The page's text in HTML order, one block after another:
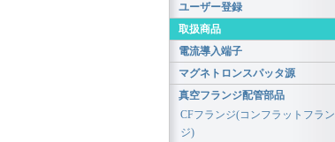
ユーザー登録
取扱商品
電流導入端子
マグネトロンスパッタ源
真空フランジ配管部品
CFフランジ(コンフラットフラン
ジ)